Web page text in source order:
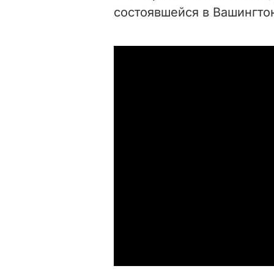
состоявшейся в